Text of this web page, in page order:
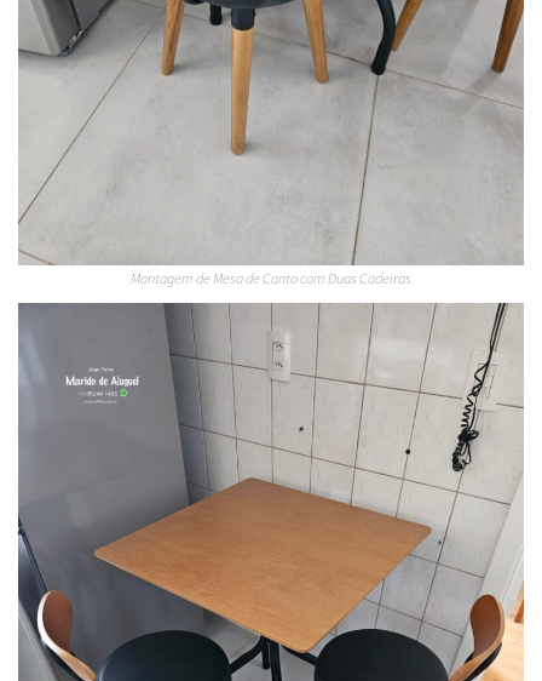
Montagem de Mesa de Canto com Duas Cadeiras